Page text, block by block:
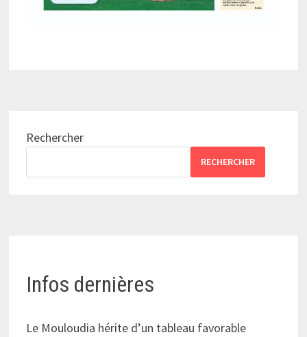
Rechercher
RECHERCHER
Infos dernières
Le Mouloudia hérite d’un tableau favorable